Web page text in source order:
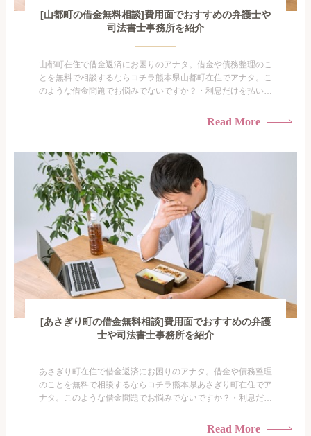
[山都町の借金無料相談]費用面でおすすめの弁護士や
司法書士事務所を紹介
山都町在住で借金返済にお困りのアナタ。借金や債務整理のこ
とを無料で相談するならコチラ熊本県山都町在住でアナタ。こ
のような借金問題でお悩みでないですか？・利息だけを払い続
られたくない・借金の催促、取り立てで憂鬱になる。・闇金に
がありま...
Read More
[あさぎり町の借金無料相談]費用面でおすすめの弁護
士や司法書士事務所を紹介
あさぎり町在住で借金返済にお困りのアナタ。借金や債務整理
のことを無料で相談するならコチラ熊本県あさぎり町在住でア
ナタ。このような借金問題でお悩みでないですか？・利息だけ
家族に知られたくない・借金の催促、取り立てで憂鬱にな
Read More